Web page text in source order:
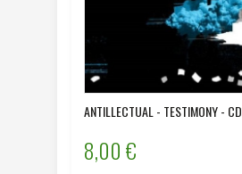
ANTILLECTUAL - TESTIMONY - CD
8,00 €